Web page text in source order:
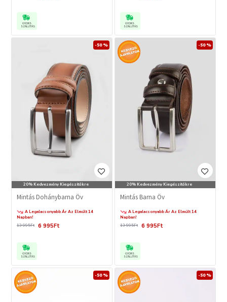
GYORS
SZÁLLÍTÁS
GYORS
SZÁLLÍTÁS
20% Kedvezmény Kiegészítőkre
-50 %
Mintás Dohánybarna Öv
A Legalacsonyabb Ár Az Elmúlt 14
Napban!
6 995Ft
13 995Ft
GYORS
SZÁLLÍTÁS
20% Kedvezmény Kiegészítőkre
-50 %
Mintás Barna Öv
A Legalacsonyabb Ár Az Elmúlt 14
Napban!
6 995Ft
13 995Ft
GYORS
SZÁLLÍTÁS
-50 % -50 %